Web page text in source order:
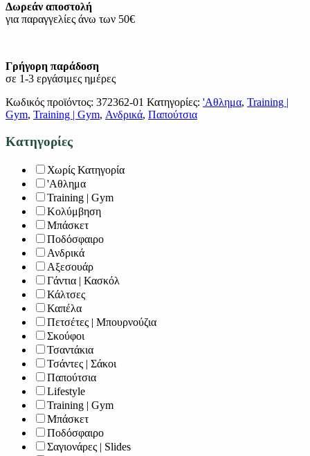
Δωρεάν αποστολή
για παραγγελίες άνω των 50€
Γρήγορη παράδοση
σε 1-3 εργάσιμες ημέρες
Κωδικός προϊόντος: 372362-01 Κατηγορίες: 'Αθλημα, Training |
Gym, Training | Gym, Ανδρικά, Παπούτσια
Κατηγορίες
Χωρίς Κατηγορία
'Αθλημα
Training | Gym
Κολύμβηση
Μπάσκετ
Ποδόσφαιρο
Ανδρικά
Αξεσουάρ
Γάντια | Κασκόλ
Κάλτσες
Καπέλα
Πετσέτες | Μπουρνούζια
Σκούφοι
Τσαντάκια
Τσάντες | Σάκοι
Παπούτσια
Lifestyle
Training | Gym
Μπάσκετ
Ποδόσφαιρο
Σαγιονάρες | Slides